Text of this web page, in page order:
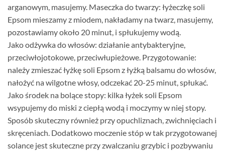
arganowym, masujemy. Maseczka do twarzy: łyżeczkę soli
Epsom mieszamy z miodem, nakładamy na twarz, masujemy,
pozostawiamy około 20 minut, i spłukujemy wodą.
Jako odżywka do włosów: działanie antybakteryjne,
przeciwłojotokowe, przeciwłupieżowe. Przygotowanie:
należy zmieszać łyżkę soli Epsom z łyżką balsamu do włosów,
nałożyć na wilgotne włosy, odczekać 20-25 minut, spłukać.
Jako środek na bolące stopy: kilka łyżek soli Epsom
wsypujemy do miski z ciepłą wodą i moczymy w niej stopy.
Sposób skuteczny również przy opuchliznach, zwichnięciach i
skręceniach. Dodatkowo moczenie stóp w tak przygotowanej
solance jest skuteczne przy zwalczaniu grzybic i pozbywaniu